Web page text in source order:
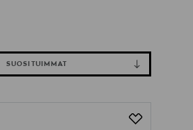
SUOSITUIMMAT